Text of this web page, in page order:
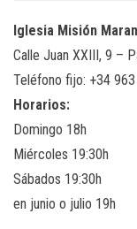
Iglesia Misión
Calle Juan XXIII, 9 –
Teléfono fijo: +34
Horarios:
Domingo 18h
Miércoles 19:30h
Sábados 19:30h
en junio o julio 19h